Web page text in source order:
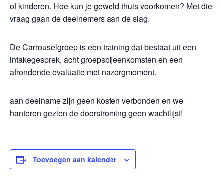
of kinderen. Hoe kun je geweld thuis voorkomen? Met die
vraag gaan de deelnemers aan de slag.
De Carrouselgroep is een training dat bestaat uit een
intakegesprek, acht groepsbijeenkomsten en een
afrondende evaluatie met nazorgmoment.
aan deelname zijn geen kosten verbonden en we
hanteren gezien de doorstroming geen wachtlijst!
Toevoegen aan kalender